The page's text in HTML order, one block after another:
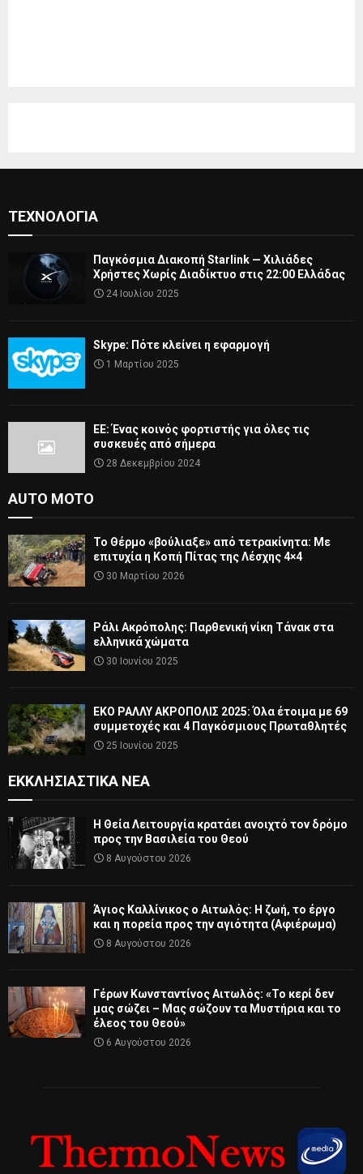
ΤΕΧΝΟΛΟΓΊΑ
Παγκόσμια Διακοπή Starlink — Χιλιάδες
Χρήστες Χωρίς Διαδίκτυο στις 22:00 Ελλάδας
24 Ιουλίου 2025
Skype: Πότε κλείνει η εφαρμογή
1 Μαρτίου 2025
ΕΕ: Ένας κοινός φορτιστής για όλες τις
συσκευές από σήμερα
28 Δεκεμβρίου 2024
AUTO MOTO
Το Θέρμο «βούλιαξε» από τετρακίνητα: Με
επιτυχία η Κοπή Πίτας της Λέσχης 4×4
30 Μαρτίου 2026
Ράλι Ακρόπολης: Παρθενική νίκη Τάνακ στα
ελληνικά χώματα
30 Ιουνίου 2025
ΕΚΟ ΡΑΛΛΥ ΑΚΡΟΠΟΛΙΣ 2025: Όλα έτοιμα με 69
συμμετοχές και 4 Παγκόσμιους Πρωταθλητές
25 Ιουνίου 2025
ΕΚΚΛΗΣΙΑΣΤΙΚΆ ΝΈΑ
Η Θεία Λειτουργία κρατάει ανοιχτό τον δρόμο
προς την Βασιλεία του Θεού
8 Αυγούστου 2026
Άγιος Καλλίνικος ο Αιτωλός: Η ζωή, το έργο
και η πορεία προς την αγιότητα (Αφιέρωμα)
8 Αυγούστου 2026
Γέρων Κωνσταντίνος Αιτωλός: «Το κερί δεν
μας σώζει – Μας σώζουν τα Μυστήρια και το
έλεος του Θεού»
6 Αυγούστου 2026